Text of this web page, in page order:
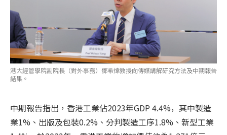
港大經管學院副院長（對外事務）鄧希煒教授向傳媒講解研究方法及中期報告
結果。
中期報告指出，香港工業佔2023年GDP 4.4%，︀其中製造
業1%、出版及包裝0.2%、分判製造工序1.8%、新型工業